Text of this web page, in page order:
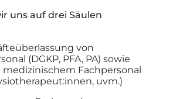
uns auf drei Säulen
von
(DGKP, PFA, PA) sowie
Fachpersonal
uvm.)